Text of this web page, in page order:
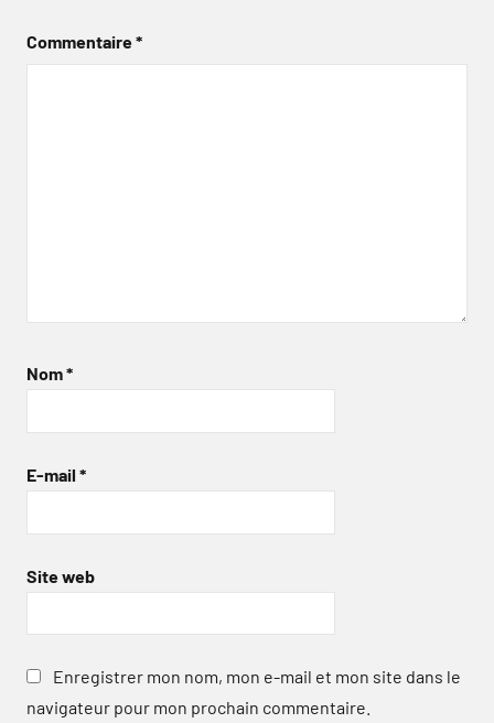
Commentaire*
Nom*
E-mail *
Site web
Enregistrer mon nom, mon e-mail et mon site dans le
navigateur pour mon prochain commentaire.